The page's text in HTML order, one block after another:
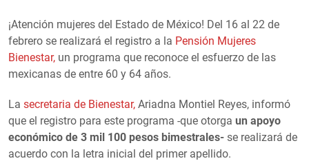
¡Atención mujeres del Estado de México! Del 16 al 22 de
febrero se realizará el registro a la Pensión Mujeres
Bienestar, un programa que reconoce el esfuerzo de las
mexicanas de entre 60 y 64 años.
La secretaria de Bienestar, Ariadna Montiel Reyes, informó
que el registro para este programa -que otorga un apoyo
económico de 3 mil 100 pesos bimestrales- se realizará de
acuerdo con la letra inicial del primer apellido.